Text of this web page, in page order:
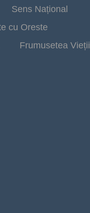
Sens Național
cu Oreste
Frumusetea Vieții